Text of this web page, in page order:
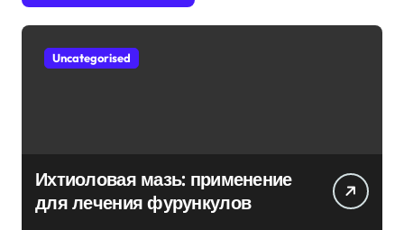
Uncategorised
Ихтиоловая мазь: применение
для лечения фурункулов